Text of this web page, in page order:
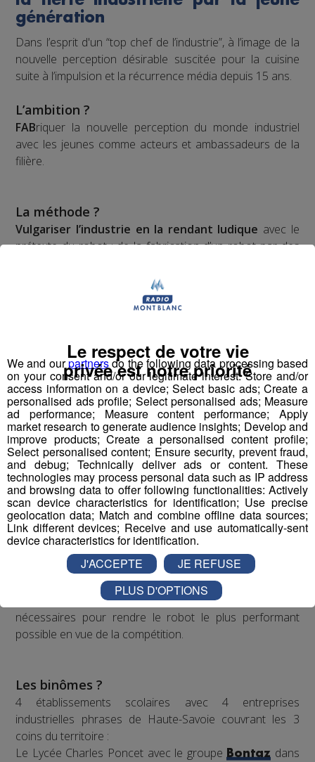
génération
Dans l’esprit d'un “top chef de l’industrie”, à l’image de la
nouvelle perception désirable suscitée pour la cuisine
suite à l’impulsion et la récurrence média depuis 15 ans.
L’ambition ?
FABriquer la nouvelle perception du monde industriel
avec les jeunes comme acteurs et ambassadeurs de la
filière.
La méthode ?
Vulgariser l’industrie en la rendant ludique avec le
prétexte du robot : de la fabrication d’un robot par des
participation à une compétition apprenante de robots le
"First Tech Challenge" en points d’orgue, avec leur robot
Les jeunes des établissements scolaires doivent
fabriquer un robot à partir d'un kit de pièces détachées
fourni par l'association organisatrice la compétition
"Robotique First France". Dans le cadre de TOP FAB, le
Groupe Mont Blanc Médias fait appel à4
établissements scolaires volontairesparticipant au
challenge en les associant à4 entreprises
industriellesd’envergure sur le territoire pour former
des binômes.
Pour mener à bien leur projet et tenter de
remporterla compétition nationale à Lyon le 22 mars,
ils pourront compter sur le coaching de
l’association,et reconnue par la French Fab ; mais
également
l’accompagnement de leurs entreprises
présentes en école et en accueillant les
classes pour visites, conseils et fabrication de pièces
nécessaires pour rendre le robot le plus performant
possible en vue de la compétition.
Les binômes ?
4 établissements scolaires avec 4 entreprises
industrielles phrases de Haute-Savoie couvrant les 3
coins du territoire :
Le Lycée Charles Poncet avec le groupeBontaz dans
We and ourpartnersdo the following data processing based
on your consent and/or our legitimate interest: Store and/or
access information on a device; Select basic ads; Create a
personalised ads profile; Select personalised ads; Measure
ad performance; Measure content performance; Apply
market research to generate audience insights; Develop and
improve products; Create a personalised content profile;
Select personalised content; Ensure security, prevent fraud,
and debug; Technically deliver ads or content. These
technologies may process personal data such as IP address
and browsing data to offer following functionalities: Actively
scan device characteristics for identification; Use precise
geolocation data; Match and combine offline data sources;
Link different devices; Receive and use automatically-sent
device characteristics for identification.
Le respect de votre vie
privée est notre priorité
J'ACCEPTE
JE REFUSE
PLUS D'OPTIONS